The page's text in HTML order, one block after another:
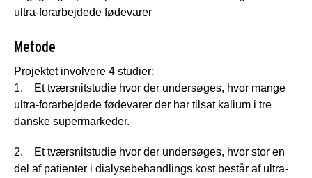
ultra-forarbejdede fødevarer
Metode
Projektet involvere 4 studier:
1. Et tværsnitstudie hvor der undersøges, hvor mange
ultra-forarbejdede fødevarer der har tilsat kalium i tre
danske supermarkeder.
2. Et tværsnitstudie hvor der undersøges, hvor stor en
del af patienter i dialysebehandlings kost består af ultra-